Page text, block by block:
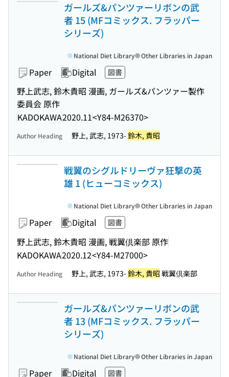
ガールズ&パンツァーリボンの武
者 15 (MFコミックス. フラッパー
シリーズ)
Paper Digital 図書
野上武志, 鈴木貴昭 漫画, ガールズ&パンツァー製作
委員会 原作
KADOKAWA2020.11<Y84-M26370>
National Diet Library Other Libraries in Japan
Author Heading 野上, 武志, 1973-鈴木, 貴昭
戦翼のシグルドリーヴァ狂撃の英
雄 1 (ヒューコミックス)
Paper Digital 図書
野上武志, 鈴木貴昭 漫画, 戦翼倶楽部 原作
KADOKAWA2020.12<Y84-M27000>
National Diet Library Other Libraries in Japan
Author Heading 野上, 武志, 1973-鈴木, 貴昭 戦翼倶楽部
ガールズ&パンツァーリボンの武
者 13 (MFコミックス. フラッパー
シリーズ)
Paper Digital 図書
National Diet Library Other Libraries in Japan